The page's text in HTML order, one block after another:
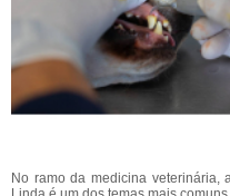
No ramo da medicina